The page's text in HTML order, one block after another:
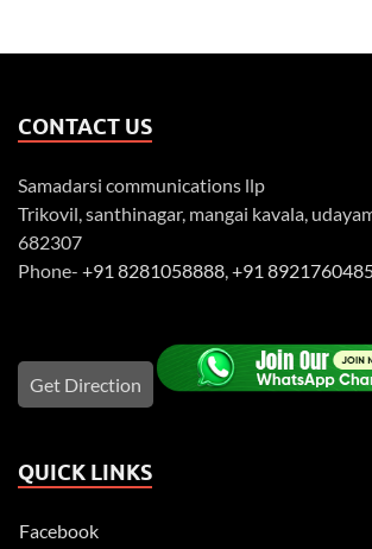
CONTACT US
Samadarsi communications llp
Trikovil, santhinagar, mangai kavala,
682307
Phone- +91 8281058888 +91
Get Direction
QUICK LINKS
Facebook